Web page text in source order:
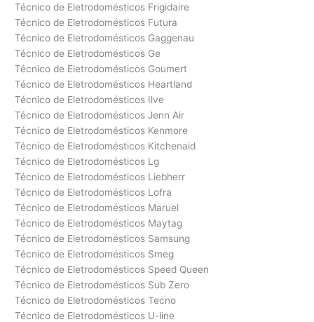
Técnico de Eletrodomésticos Frigidaire
Técnico de Eletrodomésticos Futura
Técnico de Eletrodomésticos Gaggenau
Técnico de Eletrodomésticos Ge
Técnico de Eletrodomésticos Goumert
Técnico de Eletrodomésticos Heartland
Técnico de Eletrodomésticos Ilve
Técnico de Eletrodomésticos Jenn Air
Técnico de Eletrodomésticos Kenmore
Técnico de Eletrodomésticos Kitchenaid
Técnico de Eletrodomésticos Lg
Técnico de Eletrodomésticos Liebherr
Técnico de Eletrodomésticos Lofra
Técnico de Eletrodomésticos Maruel
Técnico de Eletrodomésticos Maytag
Técnico de Eletrodomésticos Samsung
Técnico de Eletrodomésticos Smeg
Técnico de Eletrodomésticos Speed Queen
Técnico de Eletrodomésticos Sub Zero
Técnico de Eletrodomésticos Tecno
Técnico de Eletrodomésticos U-line